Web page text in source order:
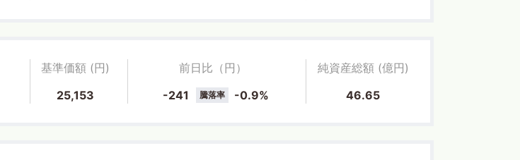
基準価額 (円)
25,153
前日比（円）
-241
騰落率 -0.9%
純資産総額 (億円)
46.65